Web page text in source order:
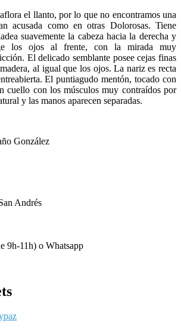
el llanto, por lo que no encontramos una
acusada como en otras Dolorosas. Tiene
suavemente la cabeza hacia la derecha y
los ojos al frente, con la mirada muy
El delicado semblante posee cejas finas
al igual que los ojos. La nariz es recta
El puntiagudo mentón, tocado con
cuello con los músculos muy contraídos por
y las manos aparecen separadas.
González
Andrés
9h-11h) o Whatsapp